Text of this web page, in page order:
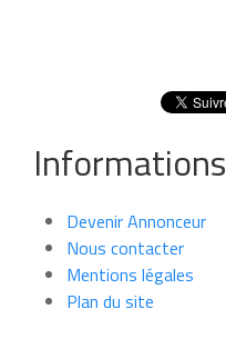
Informations
Devenir Annonceur
Nous contacter
Mentions légales
Plan du site